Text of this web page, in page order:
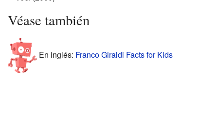
Véase también
En inglés: Franco Giraldi Facts for Kids